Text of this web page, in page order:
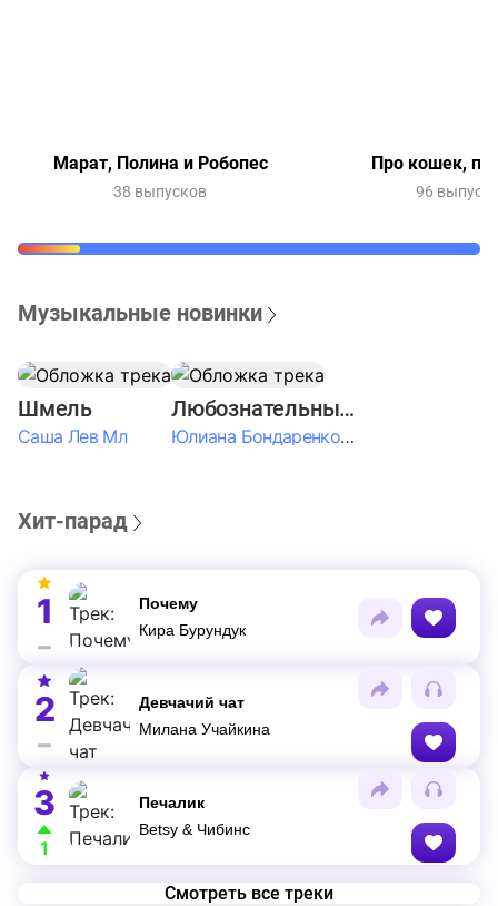
Марат, Полина и Робопес
38 выпусков
Про кошек,
96
Музыкальные новинки
Шмель
Саша Лев Мл
Любознательные Дети
Юлиана Бондаренко & Амелия Колпакова & Егор Егоров & Валерия Шевченко & Ксюша Косичкина
Хит-парад
1
Почему
Кира Бурундук
2
Девчачий чат
Милана Учайкина
3
1
Печалик
Betsy & Чибинс
Смотреть все треки